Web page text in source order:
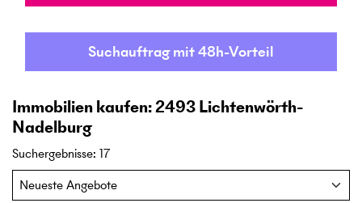
Suchauftrag mit 48h-Vorteil
Immobilien kaufen: 2493 Lichtenwörth-
Nadelburg
Suchergebnisse: 17